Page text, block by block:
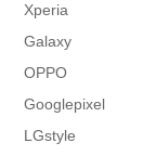
Xperia
Galaxy
OPPO
Googlepixel
LGstyle